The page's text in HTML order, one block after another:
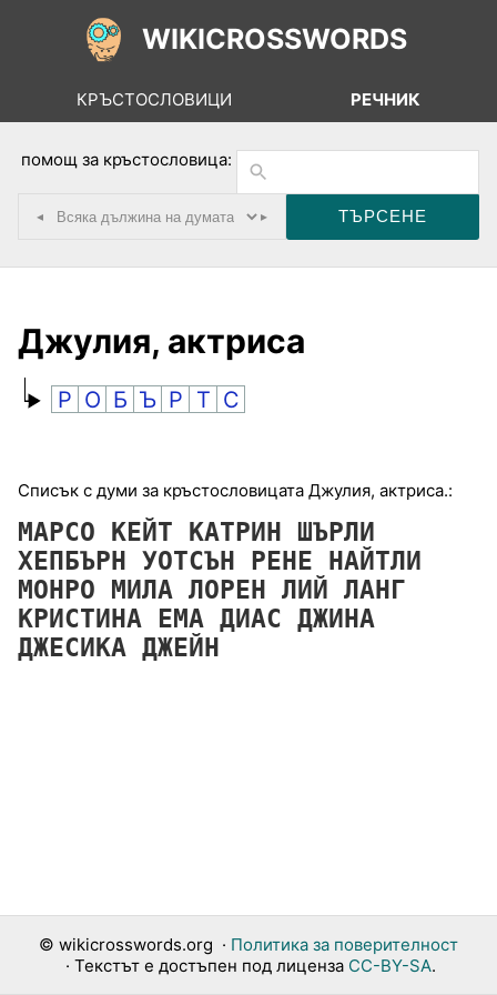
WIKICROSSWORDS
КРЪСТОСЛОВИЦИ РЕЧНИК
помощ за кръстословица:
◂ ▸
Джулия, актриса
Р О Б Ъ Р Т С
Списък с думи за кръстословицата Джулия, актриса.:
МАРСО КЕЙТ КАТРИН ШЪРЛИ
ХЕПБЪРН УОТСЪН РЕНЕ НАЙТЛИ
МОНРО МИЛА ЛОРЕН ЛИЙ ЛАНГ
КРИСТИНА ЕМА ДИАС ДЖИНА
ДЖЕСИКА ДЖЕЙН
© wikicrosswords.org · Политика за поверителност
· Текстът е достъпен под лиценза CC-BY-SA.